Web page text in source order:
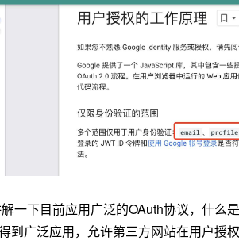
一下目前应用广泛的OAuth协议，什么
到广泛应用，允许第三方网站在用户授